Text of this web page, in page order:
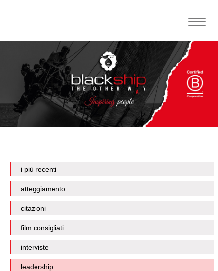
Toggle
i più recenti
atteggiamento
citazioni
film consigliati
interviste
leadership